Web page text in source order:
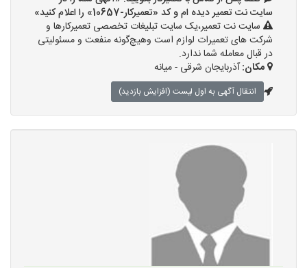
سایت نت تعمیر دیده ام و کد «تعمیرکار-10657» را اعلام کنید»
سایت نت تعمیر،یک سایت تبلیغات تخصصی تعمیرکارها و
شرکت های تعمیرات لوازم است وهیچ‌گونه منفعت و مسئولیتی
در قبال معامله شما ندارد.
مکان:آذربایجان شرقی - میانه
انتقال آگهی به اول لیست (افزایش بازدید)